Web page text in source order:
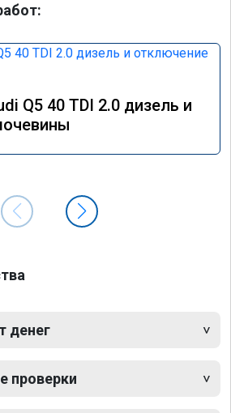
Q5 40 TDI 2.0 дизель и
денег
проверки